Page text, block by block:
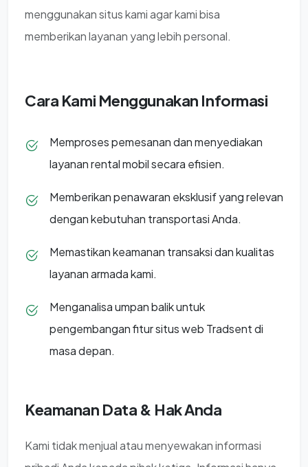
menggunakan situs kami agar kami bisa
memberikan layanan yang lebih personal.
Cara Kami Menggunakan Informasi
Memproses pemesanan dan menyediakan
layanan rental mobil secara efisien.
Memberikan penawaran eksklusif yang relevan
dengan kebutuhan transportasi Anda.
Memastikan keamanan transaksi dan kualitas
layanan armada kami.
Menganalisa umpan balik untuk
pengembangan fitur situs web Tradsent di
masa depan.
Keamanan Data & Hak Anda
Kami tidak menjual atau menyewakan informasi